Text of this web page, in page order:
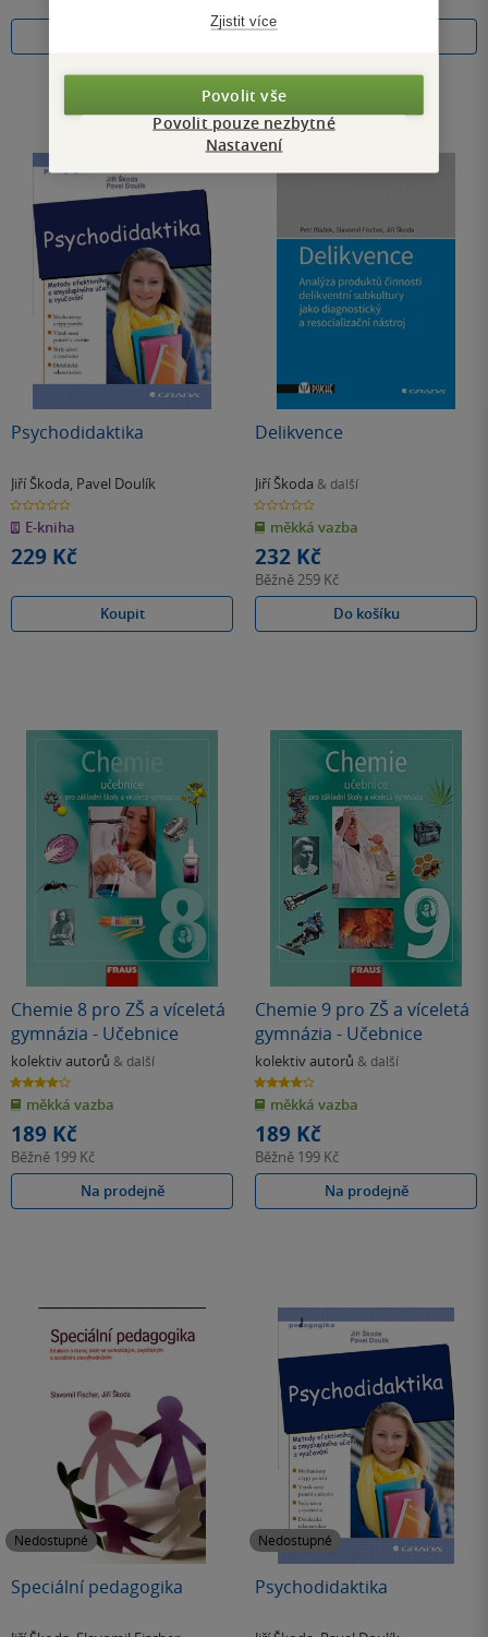
Psychodidaktika
Jiří Škoda, Pavel Doulík
0.0
z
5
hvězdiček
E-kniha
229 Kč
Koupit
Delikvence
Jiří Škoda & další
0.0
z
5
hvězdiček
měkká vazba
232 Kč
Běžně259 Kč
Do košíku
Chemie 8 pro ZŠ a víceletá
gymnázia - Učebnice
kolektiv autorů & další
4.0
z
5
hvězdiček
měkká vazba
189 Kč
Běžně 199 Kč
Na prodejně
Chemie 9 pro ZŠ a víceletá
gymnázia - Učebnice
kolektiv autorů & další
4.0
z
5
hvězdiček
měkká vazba
189 Kč
Běžně 199 Kč
Na prodejně
Nedostupné
Speciální pedagogika
Nedostupné
Psychodidaktika
Zjistit více
Povolit vše
Povolit pouze nezbytné
Nastavení